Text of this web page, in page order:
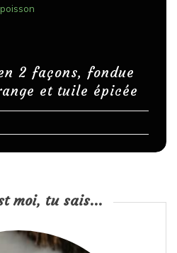
2 façons, fondue
et tuile épicée
moi, tu sais...